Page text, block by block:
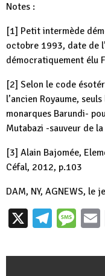
Notes :
[1] Petit intermède
octobre 1993, date de
démocratiquement élu
[2] Selon le code
l’ancien Royaume,
monarques Barundi-
Mutabazi -sauveur de
[3] Alain Bajomée,
Céfal, 2012, p.103
DAM, NY, AGNEWS, le
X